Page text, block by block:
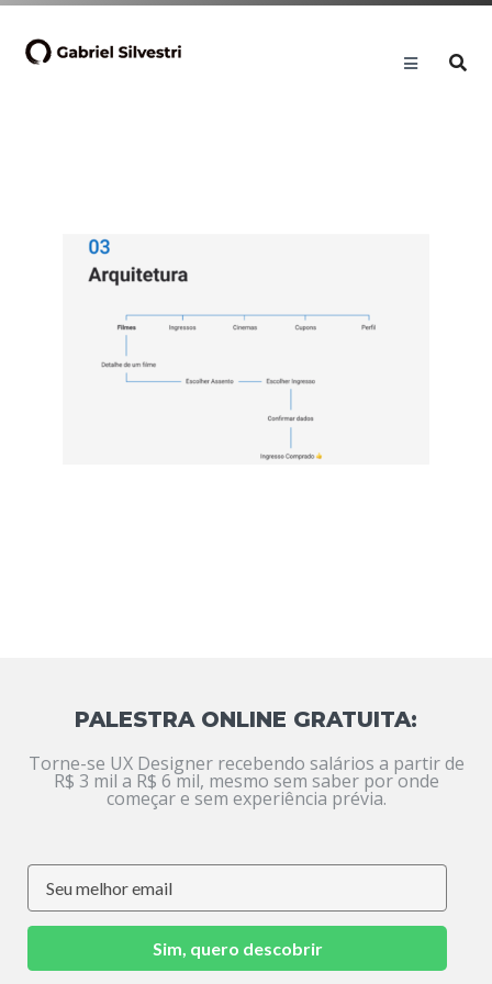
PALESTRA ONLINE GRATUITA:
Torne-se UX Designer recebendo salários a partir de
R$ 3 mil a R$ 6 mil, mesmo sem saber por onde
começar e sem experiência prévia.
Sim, quero descobrir